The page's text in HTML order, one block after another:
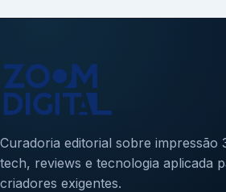
Curadoria editorial sobre impressão
tech, reviews e tecnologia aplicada
criadores exigentes.